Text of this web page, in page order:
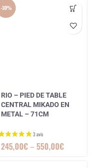
-30%
RIO – PIED DE TABLE
CENTRAL MIKADO EN
METAL – 71CM
245,00€– 550,00€